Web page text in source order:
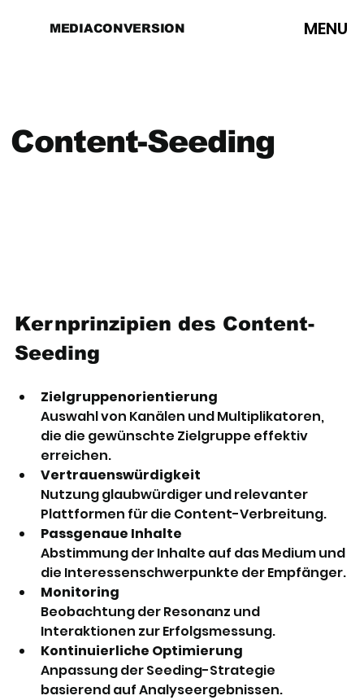
MEDIACONVERSION MENU
Kernprinzipien des Content-
Seeding
Zielgruppenorientierung
Auswahl von Kanälen und Multiplikatoren,
die die gewünschte Zielgruppe effektiv
erreichen.
Vertrauenswürdigkeit
Nutzung glaubwürdiger und relevanter
Plattformen für die Content-Verbreitung.
Passgenaue Inhalte
Abstimmung der Inhalte auf das Medium und
die Interessenschwerpunkte der Empfänger.
Monitoring
Beobachtung der Resonanz und
Interaktionen zur Erfolgsmessung.
Kontinuierliche Optimierung
Anpassung der Seeding-Strategie
basierend auf Analyseergebnissen.
Content-Seeding